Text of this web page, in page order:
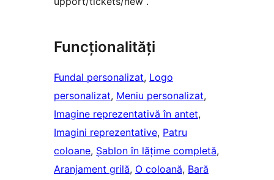
Funcționalități
Fundal personalizat, Logo
personalizat, Meniu personalizat
Imagine reprezentativă în antet
Imagini reprezentative, Patru
coloane, Șablon în lățime completă
Aranjament grilă, O coloană, Bară